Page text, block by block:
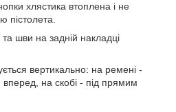
хлястика втоплена і не
пістолета.
шви на задній накладці
вертикально: на ремені -
на скобі - під прямим